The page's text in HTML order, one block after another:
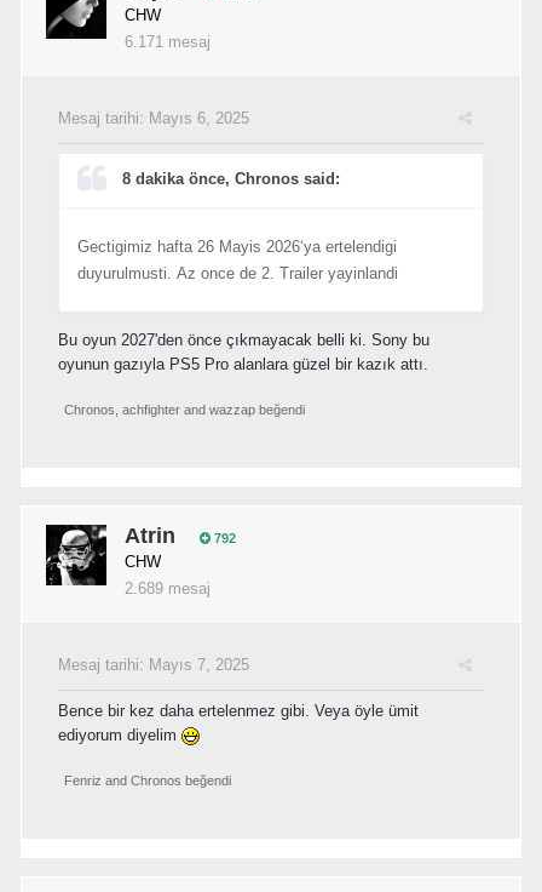
CHW
6.171 mesaj
Mesaj tarihi: Mayıs 6, 2025
8 dakika önce, Chronos said:
Gectigimiz hafta 26 Mayis 2026‘ya ertelendigi
duyurulmusti. Az once de 2. Trailer yayinlandi
Bu oyun 2027'den önce çıkmayacak belli ki. Sony bu
oyunun gazıyla PS5 Pro alanlara güzel bir kazık attı.
Chronos achfighter and wazzap beğendi
Atrin 792
CHW
2.689 mesaj
Mesaj tarihi: Mayıs 7, 2025
Bence bir kez daha ertelenmez gibi. Veya öyle ümit
ediyorum diyelim
Fenriz and Chronos beğendi